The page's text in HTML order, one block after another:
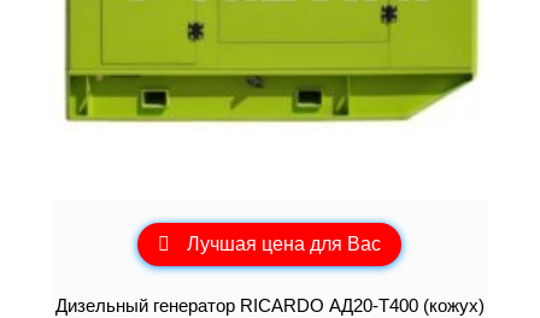
Лучшая цена для Вас
Дизельный генератор RICARDO АД20-Т400 (кожух)